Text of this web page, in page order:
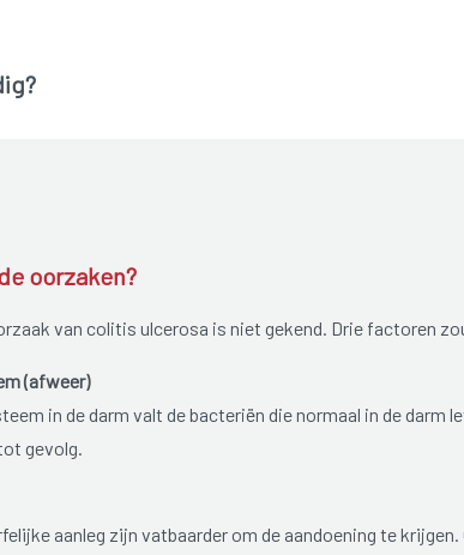
oorzaken?
van colitis ulcerosa is niet gekend. Drie factoren
(afweer)
in de darm valt de bacteriën die normaal in de darm
gevolg.
aanleg zijn vatbaarder om de aandoening te